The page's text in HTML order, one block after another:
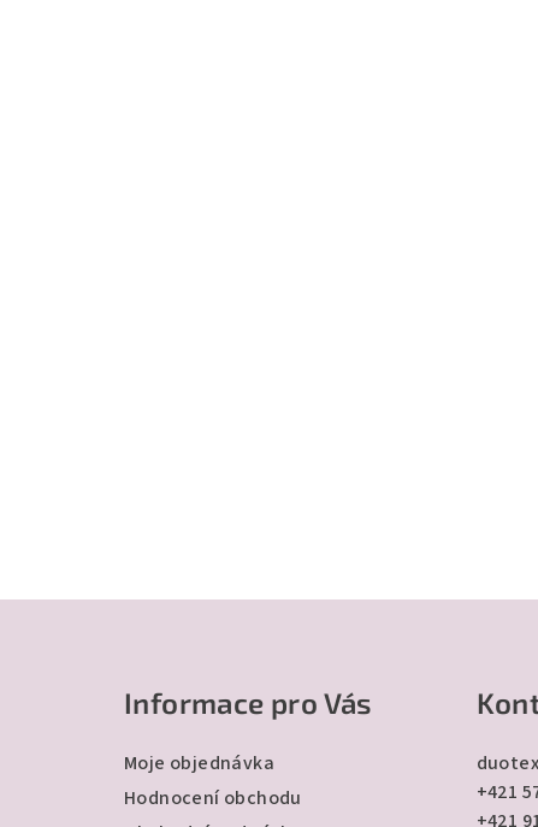
Informace pro Vás
Moje objednávka
Hodnocení obchodu
duotex
+421
+421